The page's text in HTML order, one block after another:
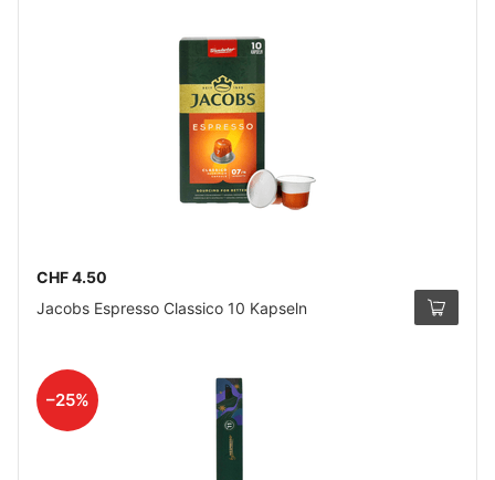
CHF 4.50
Jacobs Espresso Classico 10 Kapseln
–25%